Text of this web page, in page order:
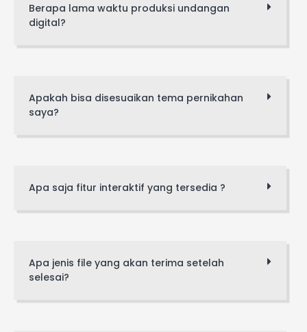
Berapa lama waktu produksi undangan
digital?
Apakah bisa disesuaikan tema pernikahan
saya?
Apa saja fitur interaktif yang tersedia ?
Apa jenis file yang akan terima setelah
selesai?